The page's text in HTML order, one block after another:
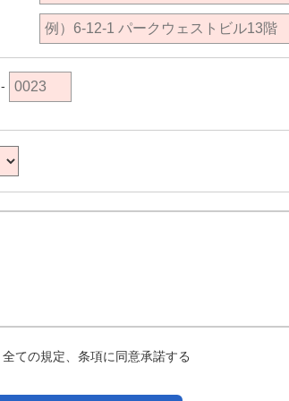
-
全ての規定、条項に同意承諾する